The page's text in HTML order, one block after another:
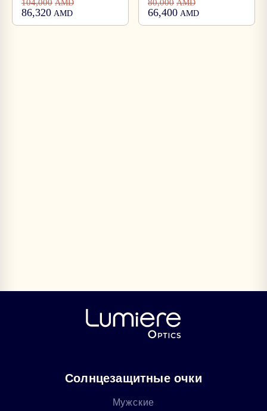
104,000 AMD
86,320 AMD
80,000 AMD
66,400 AMD
Солнцезащитные очки
Мужские